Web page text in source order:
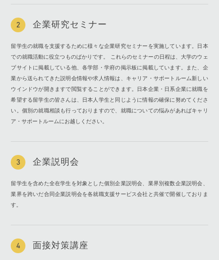
2 企業研究セミナー
留学生の就職を支援するために様々な企業研究セミナーを実施しています。日本
での就職活動に役立つものばかりです。 これらのセミナーの日程は、大学のウェ
ブサイトに掲載している他、各学部・学府の掲示板に掲載しています。また、企
業から送られてきた説明会情報や求人情報は、キャリア・サポートルーム新しい
ウインドウが開きますで閲覧することができます。日本企業・日系企業に就職を
希望する留学生の皆さんは、日本人学生と同じように情報の確保に努めてくださ
い。個別の就職相談も行っておりますので、就職についての悩みがあればキャリ
ア・サポートルームにお越しください。
3 企業説明会
留学生を含めた全在学生を対象とした個別企業説明会、業界別複数企業説明会、
業界を跨いだ合同企業説明会を各就職支援サービス会社と共催で開催しておりま
す。
4 面接対策講座